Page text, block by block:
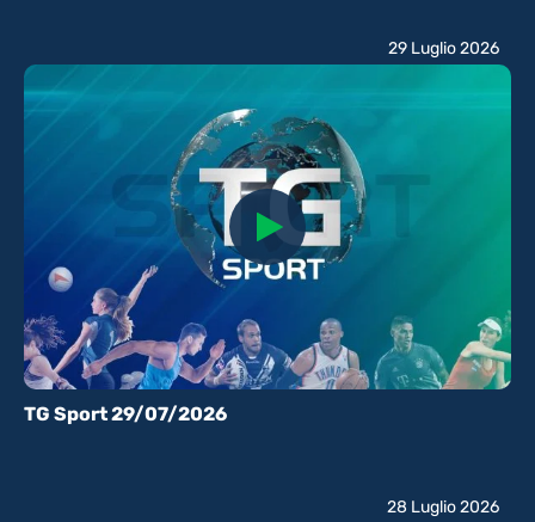
TG Sport 29/07/2026
29 Luglio 2026
28 Luglio 2026